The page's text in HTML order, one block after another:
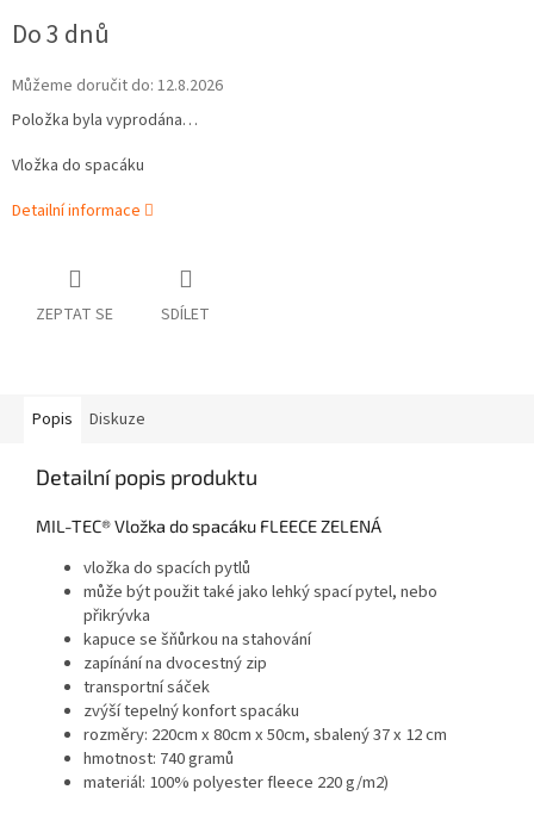
cena:
Do 3 dnů
Můžeme doručit do: 12.8.2026
Položka byla vyprodána…
Vložka do spacáku
Detailní informace
ZEPTAT SE SDÍLET
Popis Diskuze
Detailní popis produktu
MIL-TEC® Vložka do spacáku FLEECE ZELENÁ
vložka do spacích pytlů
může být použit také jako lehký spací pytel, nebo
přikrývka
kapuce se šňůrkou na stahování
zapínání na dvocestný zip
transportní sáček
zvýší tepelný konfort spacáku
rozměry: 220cm x 80cm x 50cm, sbalený 37 x 12 cm
hmotnost: 740 gramů
materiál: 100% polyester fleece 220 g/m2)